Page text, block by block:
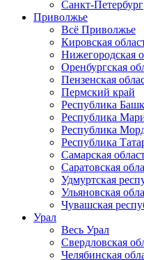
Санкт-Петербург
Приволжье
Всё Приволжье
Кировская
Нижегородская
Оренбургская
Пензенская
Пермский край
Республика
Республика
Республика
Республика
Самарская
Саратовская
Удмуртская
Ульяновская
Чувашская
Урал
Весь Урал
Свердловская
Челябинская